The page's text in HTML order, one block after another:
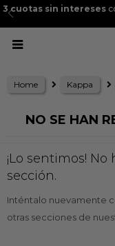
3 cuotas sin intereses

Home Kappa
NO SE HAN
¡Lo sentimos!
sección.
Inténtalo nuevamente
otras secciones de